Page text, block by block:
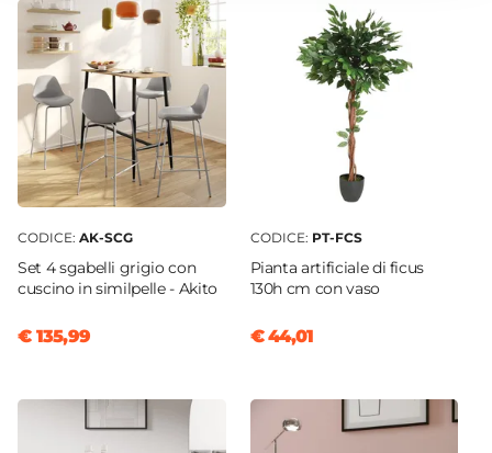
CODICE: AK-SCG
Set 4 sgabelli grigio con
cuscino in similpelle - Akito
€ 135,99
CODICE: PT-FCS
Pianta artificiale di ficus
130h cm con vaso
€ 44,01